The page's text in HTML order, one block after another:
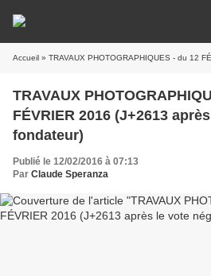
Accueil » TRAVAUX PHOTOGRAPHIQUES - du 12 FÉVRIER
TRAVAUX
FÉVRIER 2016 (J+2613
fondateur)
Publié le 12/02/2016 à 07:13
Par Claude Speranza